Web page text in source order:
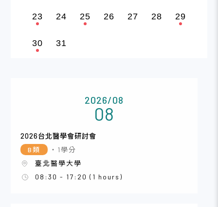
2026/08
08
2026台北醫學會研討會
B類
・1學分
臺北醫學大學
08:30 - 17:20 (1 hours)
23 24 25 26 27 28 29
30 31